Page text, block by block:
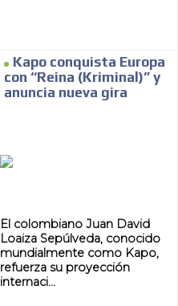
Kapo conquista Europa
con “Reina (Kriminal)” y
anuncia nueva gira
El colombiano Juan David
Loaiza Sepúlveda, conocido
mundialmente como Kapo,
refuerza su proyección
internaci...